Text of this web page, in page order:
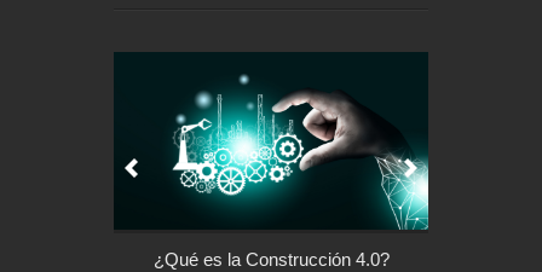
¿Qué es la Construcción 4.0?